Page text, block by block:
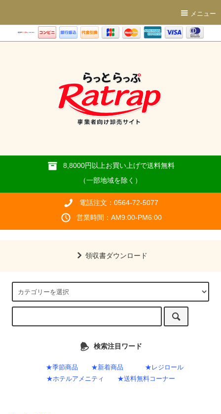
メニュー
8,8000円以上お買い上げで送料無料
（一部地域を除く）
電話注文：0564-72-5077
営業時間：AM9:00-PM6:00
領収書ダウンロード
検索注目ワード
★季節商品 ★新着商品
★レジロール
★ホテルアメニティ
★送料無料コーナー